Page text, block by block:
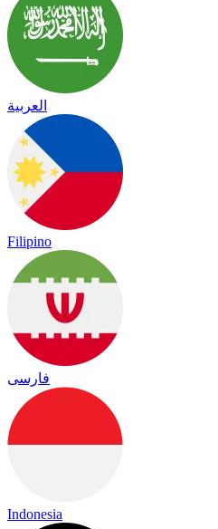
العربية
Filipino
فارسی
Indonesia